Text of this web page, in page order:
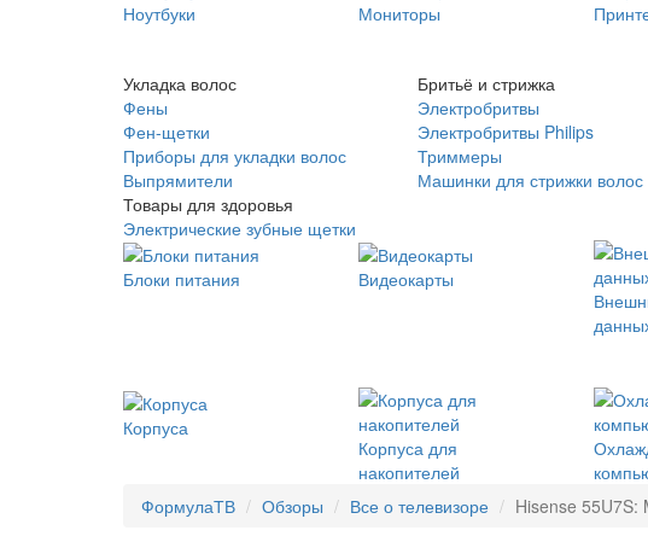
Ноутбуки Мониторы
Укладка волос
Фены
Фен-щетки
Приборы для укладки волос
Выпрямители
Товары для здоровья
Электрические зубные щетки
Бритьё и стрижка
Электробритвы
Электробритвы Philips
Триммеры
Машинки для стрижки волос
Блоки питания
Видеокарты
Корпуса
Корпуса для
накопителей
ФормулаТВ Обзоры Все о телевизоре Hisense 55U7S: